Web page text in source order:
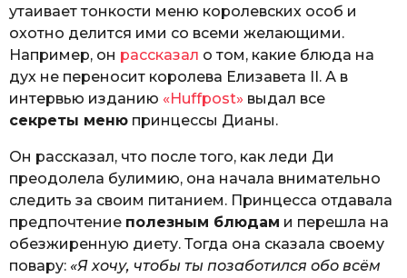
утаивает тонкости меню королевских особ и
охотно делится ими со всеми желающими.
Например, он рассказал о том, какие блюда на
дух не переносит королева Елизавета II. А в
интервью изданию «Huffpost» выдал все
секреты меню принцессы Дианы.
Он рассказал, что после того, как леди Ди
преодолела булимию, она начала внимательно
следить за своим питанием. Принцесса отдавала
предпочтение полезным блюдам и перешла на
обезжиренную диету. Тогда она сказала своему
повару: «Я хочу, чтобы ты позаботился обо всём